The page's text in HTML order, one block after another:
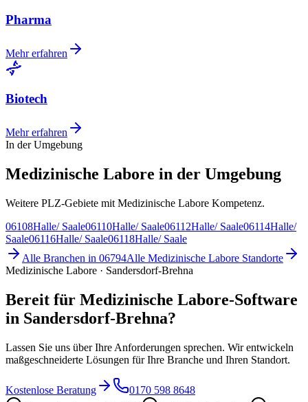
Pharma
Mehr erfahren
Biotech
Mehr erfahren
In der Umgebung
Medizinische Labore in der Umgebung
Weitere PLZ-Gebiete mit Medizinische Labore Kompetenz.
06108Halle/ Saale06110Halle/ Saale06112Halle/ Saale06114Halle/
Saale06116Halle/ Saale06118Halle/ Saale
Alle Branchen in 06794Alle Medizinische Labore Standorte
Medizinische Labore · Sandersdorf-Brehna
Bereit für Medizinische Labore-Software
in Sandersdorf-Brehna?
Lassen Sie uns über Ihre Anforderungen sprechen. Wir entwickeln
maßgeschneiderte Lösungen für Ihre Branche und Ihren Standort.
Kostenlose Beratung
0170 598 8648